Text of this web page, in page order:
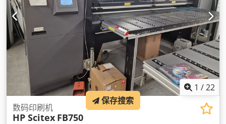
1 /22
数码印刷机
HP Scitex FB750
保存搜索